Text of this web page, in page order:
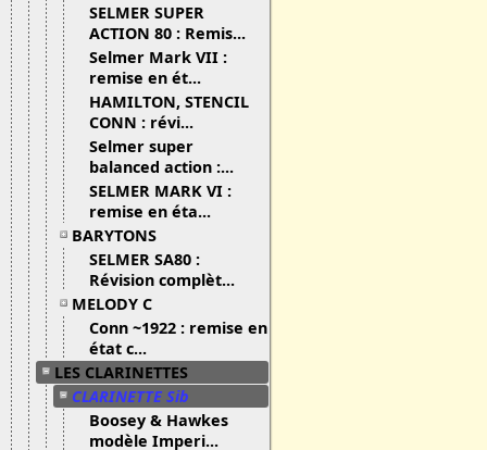
SELMER SUPER
ACTION 80 : Remis...
Selmer Mark VII :
remise en ét...
HAMILTON, STENCIL
CONN : révi...
Selmer super
balanced action :...
SELMER MARK VI :
remise en éta...
BARYTONS
SELMER SA80 :
Révision complèt...
MELODY C
Conn ~1922 : remise en
état c...
LES CLARINETTES
CLARINETTE Sib
Boosey & Hawkes
modèle Imperi...